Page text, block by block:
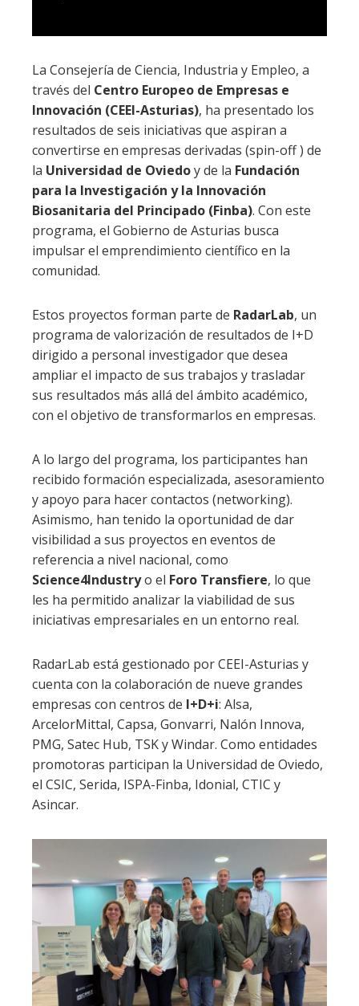
La Consejería de Ciencia, Industria y Empleo, a
través del Centro Europeo de Empresas e
Innovación (CEEI-Asturias), ha presentado los
resultados de seis iniciativas que aspiran a
convertirse en empresas derivadas (spin-off ) de
la Universidad de Oviedoy de la Fundación
para la Investigación y la Innovación
Biosanitaria del Principado (Finba). Con este
programa, el Gobierno de Asturias busca
impulsar el emprendimiento científico en la
comunidad.
Estos proyectos forman parte de RadarLab, un
programa de valorización de resultados de I+D
dirigido a personal investigador que desea
ampliar el impacto de sus trabajos y trasladar
sus resultados más allá del ámbito académico,
con el objetivo de transformarlos en empresas.
A lo largo del programa, los participantes han
recibido formación especializada, asesoramiento
y apoyo para hacer contactos (networking).
Asimismo, han tenido la oportunidad de dar
visibilidad a sus proyectos en eventos de
referencia a nivel nacional, como
Science4Industryo el Foro Transfiere, lo que
les ha permitido analizar la viabilidad de sus
iniciativas empresariales en un entorno real.
RadarLab está gestionado por CEEI-Asturias y
cuenta con la colaboración de nueve grandes
empresas con centros de I+D+i: Alsa,
ArcelorMittal, Capsa, Gonvarri, Nalón Innova,
PMG, Satec Hub, TSK y Windar. Como entidades
promotoras participan la Universidad de Oviedo,
el CSIC, Serida, ISPA-Finba, Idonial, CTIC y
Asincar.